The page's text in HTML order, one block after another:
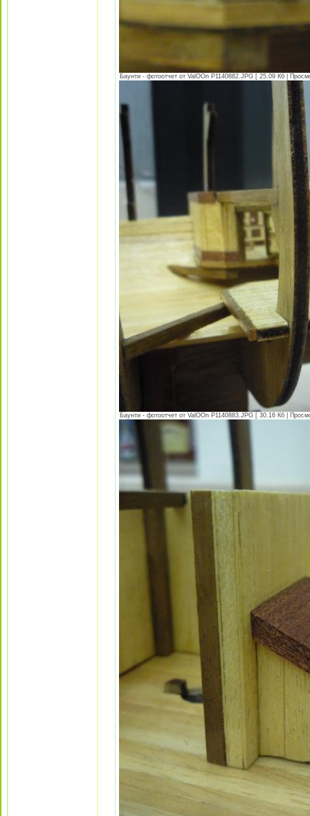
Баунти - фотоотчет от ValOOn P1140882.JPG [ 25.09 Кб |
Баунти - фотоотчет от ValOOn P1140883.JPG [ 30.16 Кб |